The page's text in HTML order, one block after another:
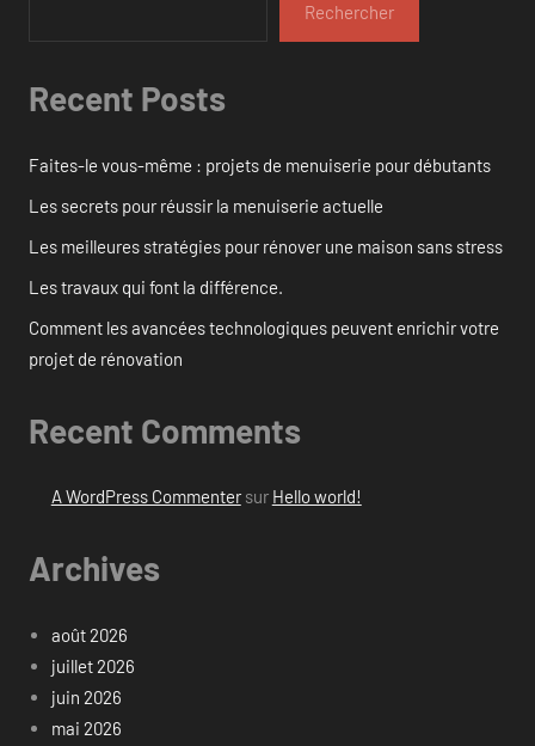
Rechercher
Recent Posts
Faites-le vous-même : projets de menuiserie pour débutants
Les secrets pour réussir la menuiserie actuelle
Les meilleures stratégies pour rénover une maison sans stress
Les travaux qui font la différence.
Comment les avancées technologiques peuvent enrichir votre
projet de rénovation
Recent Comments
A WordPress Commentersur Hello world!
Archives
août 2026
juillet 2026
juin 2026
mai 2026